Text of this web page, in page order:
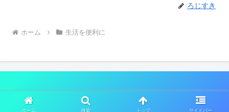
ろじすき
ホーム 生活を便利に
© 2020 ろじすきブログ.
ホーム 検索 トップ サイドバー